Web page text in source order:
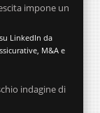
impone un
LinkedIn da
M&A e
indagine di